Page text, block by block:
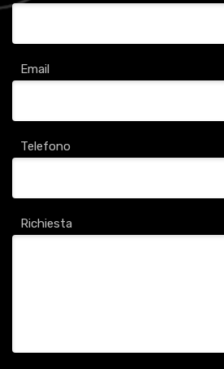
Email
Telefono
Richiesta